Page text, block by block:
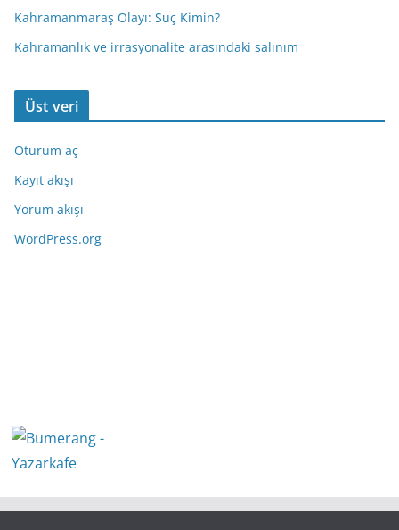
Kahramanmaraş Olayı: Suç Kimin?
Kahramanlık ve irrasyonalite arasındaki salınım
Üst veri
Oturum aç
Kayıt akışı
Yorum akışı
WordPress.org